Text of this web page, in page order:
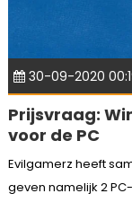
30-09-2020
Prijsvraag:
voor de PC
Evilgamerz heeft
geven namelijk 2